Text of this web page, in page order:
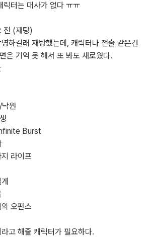
릭터는 대사가 없다 ㅠㅠ
전 (재탕)
하길래 재탕했는데, 캐릭터나 전술 같은건
은 기억 못 해서 또 봐도 새로웠다.
원
Burst
라이프
오펀스
고 해줄 캐릭터가 필요하다.